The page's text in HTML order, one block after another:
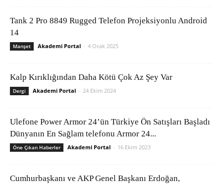
Tank 2 Pro 8849 Rugged Telefon Projeksiyonlu Android
14
Manşet Akademi Portal - 4 Ocak 2025
Kalp Kırıklığından Daha Kötü Çok Az Şey Var
Dergi Akademi Portal - 24 Ekim 2024
Ulefone Power Armor 24’ün Türkiye Ön Satışları Başladı
Dünyanın En Sağlam telefonu Armor 24...
Öne Çıkan Haberler Akademi Portal - 16 Ekim 2023
Cumhurbaşkanı ve AKP Genel Başkanı Erdoğan,